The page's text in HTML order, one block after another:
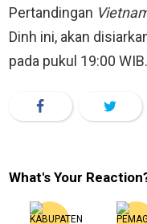
Pertandingan
Dinh ini, akan
pada pukul 19:00
What's Your